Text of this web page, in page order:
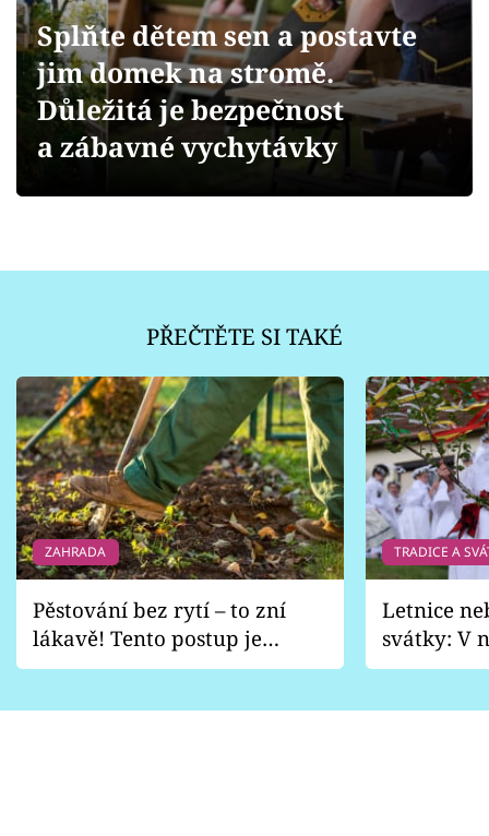
Přihlášení
Sledujte nás
Splňte dětem sen a postavte
jim domek na stromě.
Důležitá je bezpečnost
a zábavné vychytávky
PŘEČTĚTE SI TAKÉ
ZAHRADA
Pěstování bez rytí – to zní
lákavě! Tento postup je
vhodný jen pro některé
TRADICE A
Letnice
svátky: V
pondělí